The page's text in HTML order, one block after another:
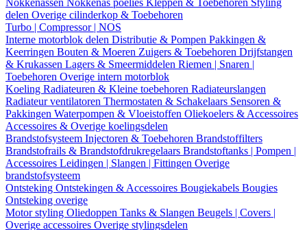
Nokkenassen Nokkenas poelies Kleppen & Toebehoren Styling
delen Overige cilinderkop & Toebehoren
Turbo | Compressor | NOS
Interne motorblok delen Distributie & Pompen Pakkingen &
Keerringen Bouten & Moeren Zuigers & Toebehoren Drijfstangen
& Krukassen Lagers & Smeermiddelen Riemen | Snaren |
Toebehoren Overige intern motorblok
Koeling Radiateuren & Kleine toebehoren Radiateurslangen
Radiateur ventilatoren Thermostaten & Schakelaars Sensoren &
Pakkingen Waterpompen & Vloeistoffen Oliekoelers & Accessoires
Accessoires & Overige koelingsdelen
Brandstofsysteem Injectoren & Toebehoren Brandstoffilters
Brandstofrails & Brandstofdrukregelaars Brandstoftanks | Pompen |
Accessoires Leidingen | Slangen | Fittingen Overige
brandstofsysteem
Ontsteking Ontstekingen & Accessoires Bougiekabels Bougies
Ontsteking overige
Motor styling Oliedoppen Tanks & Slangen Beugels | Covers |
Overige accessoires Overige stylingsdelen